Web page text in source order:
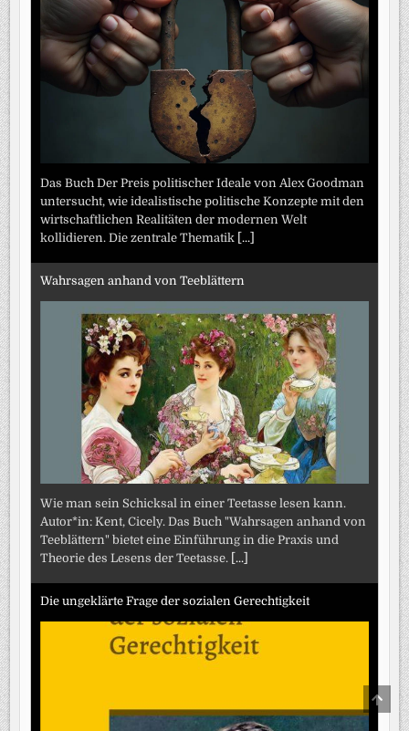
Das Buch Der Preis politischer Ideale von Alex Goodman
untersucht, wie idealistische politische Konzepte mit den
wirtschaftlichen Realitäten der modernen Welt
kollidieren. Die zentrale Thematik [...]
Wahrsagen anhand von Teeblättern
Wie man sein Schicksal in einer Teetasse lesen kann.
Autor*in: Kent, Cicely. Das Buch "Wahrsagen anhand von
Teeblättern" bietet eine Einführung in die Praxis und
Theorie des Lesens der Teetasse. [...]
Die ungeklärte Frage der sozialen Gerechtigkeit
TO
TOP